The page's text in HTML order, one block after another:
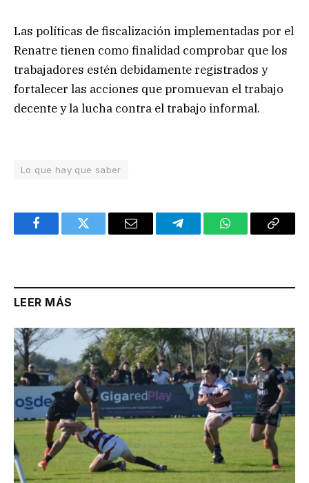
Las políticas de fiscalización implementadas por el
Renatre tienen como finalidad comprobar que los
trabajadores estén debidamente registrados y
fortalecer las acciones que promuevan el trabajo
decente y la lucha contra el trabajo informal.
Lo que hay que saber
FacebookTwitter Email TelegramWhatsAppCopy
LEER MÁS